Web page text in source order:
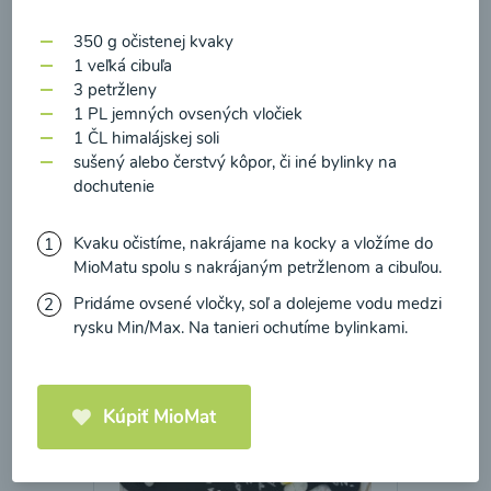
Brokolicové cappuccino
00:25 Zobraziť
Načítať ďalšie
Kaše
350 g očistenej kvaky
1 veľká cibuľa
3 petržleny
1 PL jemných ovsených vločiek
1 ČL himalájskej soli
sušený alebo čerstvý kôpor, či iné bylinky na
dochutenie
Kvaku očistíme, nakrájame na kocky a vložíme do
MioMatu spolu s nakrájaným petržlenom a cibuľou.
Pridáme ovsené vločky, soľ a dolejeme vodu medzi
rysku Min/Max. Na tanieri ochutíme bylinkami.
Kúpiť MioMat
prečítal(a)informácie o Ochrane osobných
údajova súhlasím s nimi.